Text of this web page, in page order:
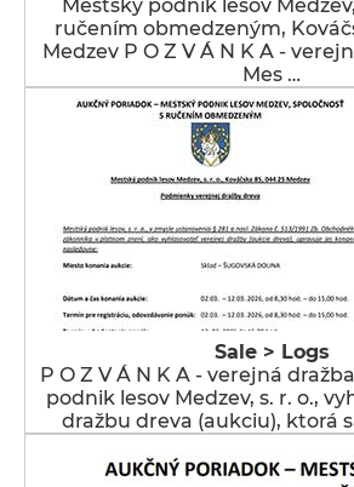
Mestský podnik lesov
ručením obmedzeným,
Medzev P O Z V Á N K A -
Mes …
Sale > Logs
P O Z V Á N K A - verejná
podnik lesov Medzev, s. r. o.,
dražbu dreva (aukciu), ktorá